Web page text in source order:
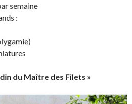
semaine
:
du Maître des Filets »